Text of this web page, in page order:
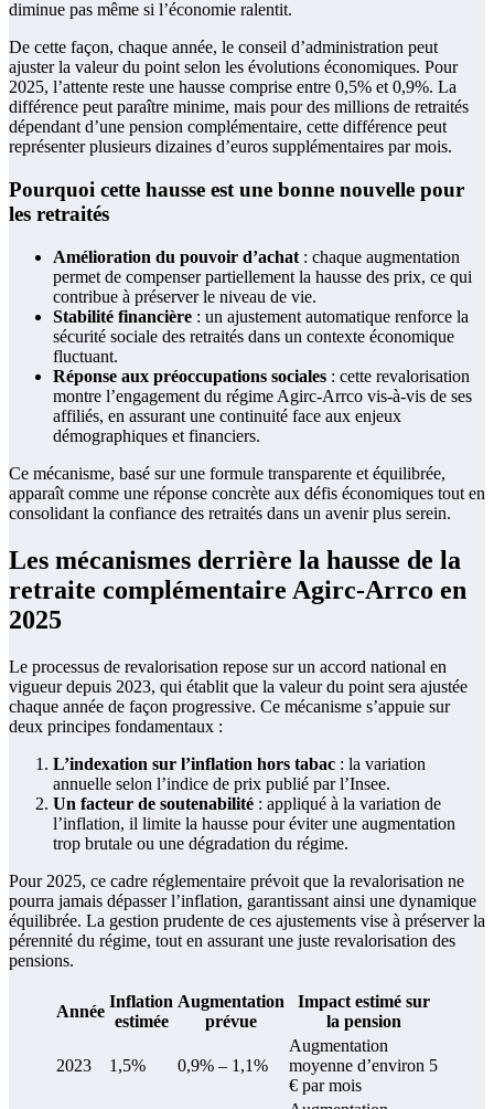
diminue pas même si l’économie ralentit.
De cette façon, chaque année, le conseil d’administration peut
ajuster la valeur du point selon les évolutions économiques. Pour
2025, l’attente reste une hausse comprise entre 0,5% et 0,9%. La
différence peut paraître minime, mais pour des millions de retraités
dépendant d’une pension complémentaire, cette différence peut
représenter plusieurs dizaines d’euros supplémentaires par mois.
Pourquoi cette hausse est une bonne nouvelle pour
les retraités
Amélioration du pouvoir d’achat : chaque augmentation
permet de compenser partiellement la hausse des prix, ce qui
contribue à préserver le niveau de vie.
Stabilité financière : un ajustement automatique renforce la
sécurité sociale des retraités dans un contexte économique
fluctuant.
Réponse aux préoccupations sociales : cette revalorisation
montre l’engagement du régime Agirc-Arrco vis-à-vis de ses
affiliés, en assurant une continuité face aux enjeux
démographiques et financiers.
Ce mécanisme, basé sur une formule transparente et équilibrée,
apparaît comme une réponse concrète aux défis économiques tout en
consolidant la confiance des retraités dans un avenir plus serein.
Les mécanismes derrière la hausse de la
retraite complémentaire Agirc-Arrco en
2025
Le processus de revalorisation repose sur un accord national en
vigueur depuis 2023, qui établit que la valeur du point sera ajustée
chaque année de façon progressive. Ce mécanisme s’appuie sur
deux principes fondamentaux :
L’indexation sur l’inflation hors tabac : la variation
annuelle selon l’indice de prix publié par l’Insee.
Un facteur de soutenabilité : appliqué à la variation de
l’inflation, il limite la hausse pour éviter une augmentation
trop brutale ou une dégradation du régime.
Pour 2025, ce cadre réglementaire prévoit que la revalorisation ne
pourra jamais dépasser l’inflation, garantissant ainsi une dynamique
équilibrée. La gestion prudente de ces ajustements vise à préserver la
pérennité du régime, tout en assurant une juste revalorisation des
pensions.
Année
Inflation
estimée
Augmentation
prévue
Impact estimé sur
la pension
2023 1,5% 0,9% – 1,1%
Augmentation
moyenne d’environ 5
€ par mois